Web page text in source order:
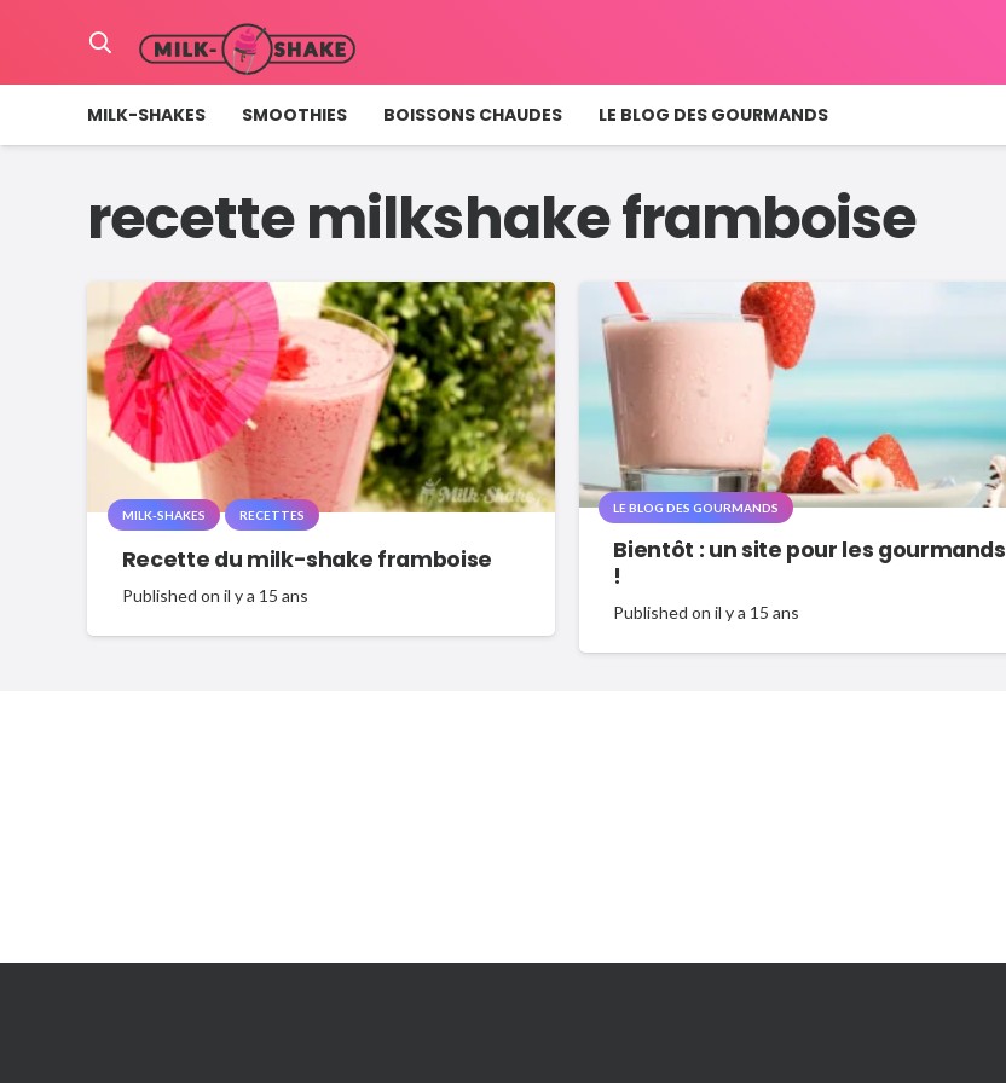
MILK-SHAKES SMOOTHIES BOISSONS CHAUDES LE BLOG DES GOURMANDS
recette milkshake framboise
MILK-SHAKES RECETTES
Recette du milk-shake framboise
Published on il y a 15 ans
LE BLOG DES GOURMANDS
Bientôt : un site pour les gourmands
!
Published onil y a 15 ans